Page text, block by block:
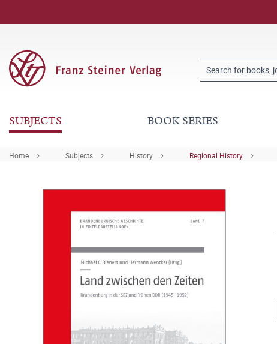
SUBJECTS BOOK SERIES
Home Subjects History Regional History